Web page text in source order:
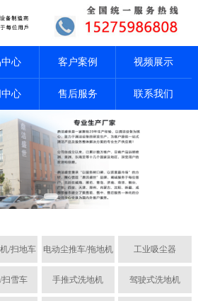
心 客户案例 视频展示
心 售后服务 联系我们
/扫地车 电动尘推车/拖地机 工业吸尘器
扫雪车 手推式洗地机 驾驶式洗地机